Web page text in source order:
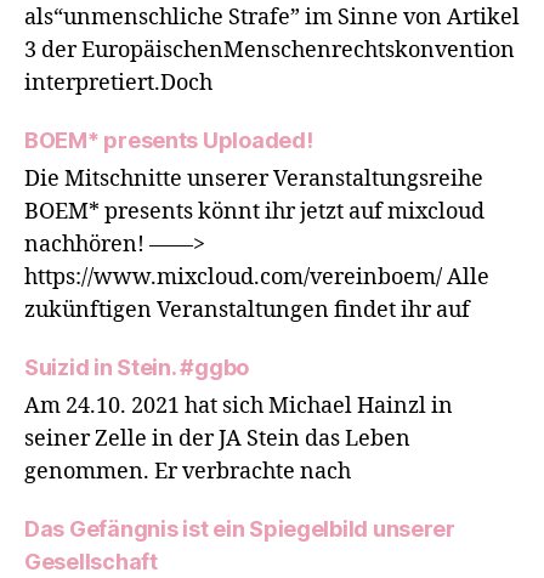
als“unmenschliche Strafe” im Sinne von Artikel
3 der EuropäischenMenschenrechtskonvention
interpretiert.Doch
BOEM* presents Uploaded!
Die Mitschnitte unserer Veranstaltungsreihe
BOEM* presents könnt ihr jetzt auf mixcloud
nachhören! ——>
https://www.mixcloud.com/vereinboem/ Alle
zukünftigen Veranstaltungen findet ihr auf
Suizid in Stein. #ggbo
Am 24.10. 2021 hat sich Michael Hainzl in
seiner Zelle in der JA Stein das Leben
genommen. Er verbrachte nach
Das Gefängnis ist ein Spiegelbild unserer
Gesellschaft